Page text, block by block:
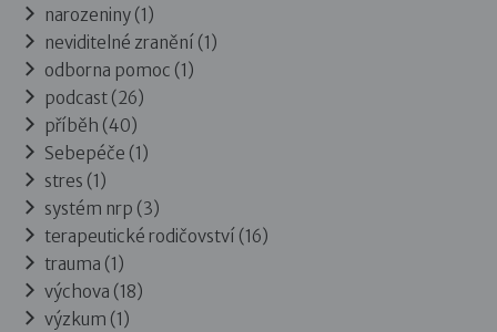
narozeniny (1)
neviditelné zranění (1)
odborna pomoc (1)
podcast (26)
příběh (40)
Sebepéče (1)
stres (1)
systém nrp (3)
terapeutické rodičovství (16)
trauma (1)
výchova (18)
výzkum (1)